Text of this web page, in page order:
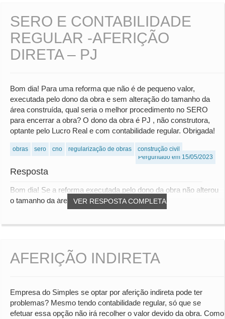
SERO E CONTABILIDADE
REGULAR -AFERIÇÃO
DIRETA – PJ
Bom dia! Para uma reforma que não é de pequeno valor,
executada pelo dono da obra e sem alteração do tamanho da
área construída, qual seria o melhor procedimento no SERO
para encerrar a obra? O dono da obra é PJ , não construtora,
optante pelo Lucro Real e com contabilidade regular. Obrigada!
obras sero cno regularização de obras
construção civil
Perguntado em 15/05/2023
Resposta
VER RESPOSTA COMPLETA
Bom dia! Se a reforma executada pelo dono da obra não alterou
o tamanho da área construída e não se...
AFERIÇÃO INDIRETA
Empresa do Simples se optar por aferição indireta pode ter
problemas? Mesmo tendo contabilidade regular, só que se
efetuar essa opção não irá recolher o valor devido da obra. Como